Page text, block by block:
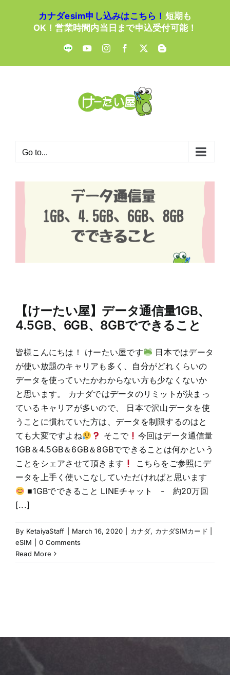
カナダesim申し込みはこちら！ 短期も
OK！営業時間内当日まで申込受付可能！
LINE YouTubeInstagramFacebook
X Blogger
Go to...
【けーたい屋】データ通信量1GB、
4.5GB、6GB、8GBでできること
皆様こんにちは！ けーたい屋です
日本ではデータ
が使い放題のキャリアも多く、自分がどれくらいの
データを使っていたかわからない方も少なくないか
と思います。 カナダではデータのリミットが決まっ
ているキャリアが多いので、 日本で沢山データを使
うことに慣れていた方は、データを制限するのはと
ても大変ですよね
そこで
今回はデータ通信量
1GB＆4.5GB＆6GB＆8GBでできることは何かという
ことをシェアさせて頂きます
こちらをご参照にデ
ータを上手く使いこなしていただければと思います
■1GBでできること LINEチャット - 約20万回
[...]
By KetaiyaStaff March 16, 2020 カナダ, カナダSIMカード |
eSIM
0 Comments
Read More